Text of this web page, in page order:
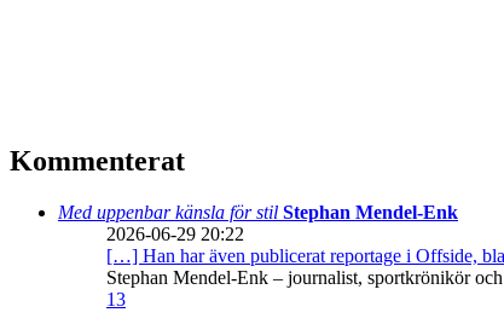
Kommenterat
Med uppenbar känsla för stil Stephan Mendel-Enk
2026-06-29 20:22
[…] Han har även publicerat reportage i Offside,
Stephan Mendel-Enk – journalist, sportkrönikör
13